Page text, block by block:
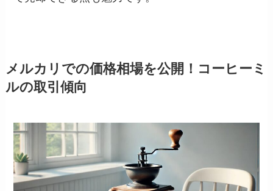
メルカリでの価格相場を公開！コーヒーミ
ルの取引傾向